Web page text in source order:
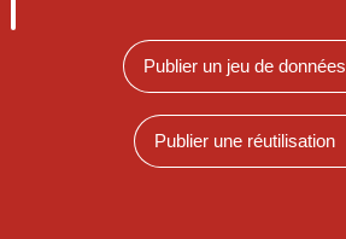
Publier un jeu de données
Publier une réutilisation